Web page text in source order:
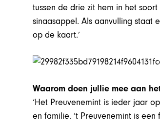
tussen de drie zit hem in het
sinaasappel. Als aanvulling staat
op de kaart.’
Waarom doen jullie mee aan
‘Het Preuvenemint is ieder jaar
en familie. ’t Preuvenemint is